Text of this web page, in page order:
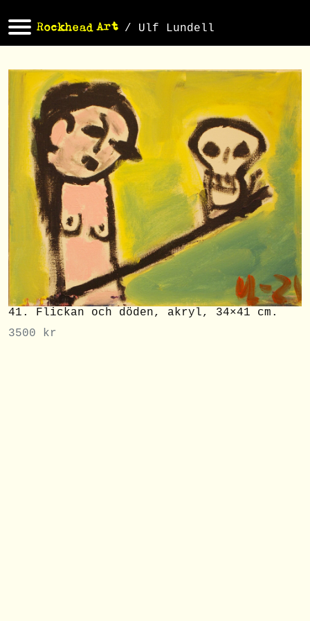
/ Ulf Lundell
41. Flickan och döden, akryl, 34×41 cm.
3500
kr